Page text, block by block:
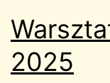
2025